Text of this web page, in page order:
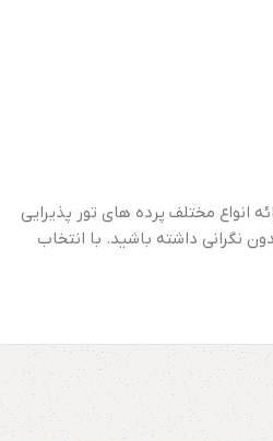
انواع مختلف پرده های تور پذیرایی
نگرانی داشته باشید. با انتخاب